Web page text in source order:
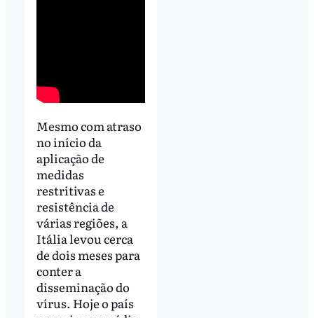
Mesmo com atraso
no início da
aplicação de
medidas
restritivas e
resistência de
várias regiões, a
Itália levou cerca
de dois meses para
conter a
disseminação do
vírus. Hoje o país